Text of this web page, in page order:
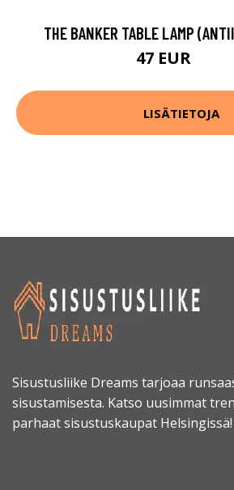
THE BANKER TABLE LAMP
47 EUR
LISÄTIETOJA
Sisustusliike Dreams tarjoaa
sisustamisesta. Katso uusimmat
parhaat sisustuskaupat Helsingissä!